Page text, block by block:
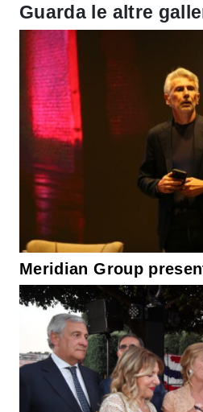
Guarda le altre
Meridian Group